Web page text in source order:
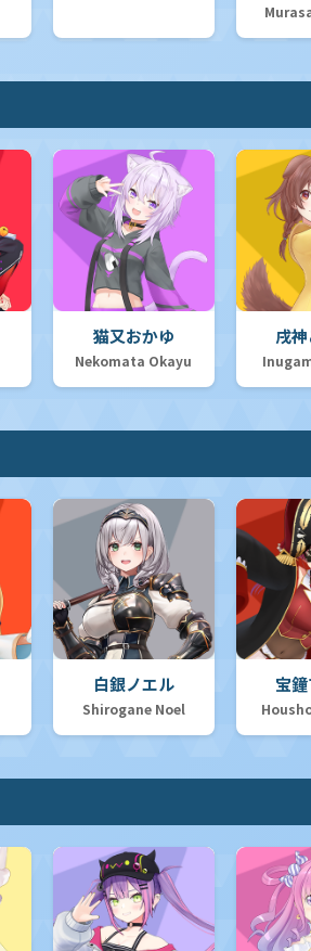
猫又おかゆ
Nekomata Okayu
戌
白銀ノエル
Shirogane Noel
宝